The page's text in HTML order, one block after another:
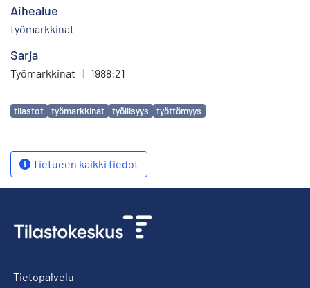
Aihealue
työmarkkinat
Sarja
Työmarkkinat | 1988:21
Avainsanat
tilastot työmarkkinat työllisyys työttömyys
Tietueen kaikki tiedot
Tietopalvelu